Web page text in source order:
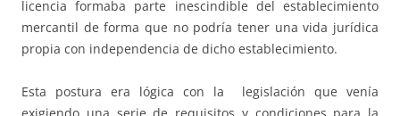
licencia formaba parte inescindible del establecimiento
mercantil de forma que no podría tener una vida jurídica
propia con independencia de dicho establecimiento.
Esta postura era lógica con la legislación que venía